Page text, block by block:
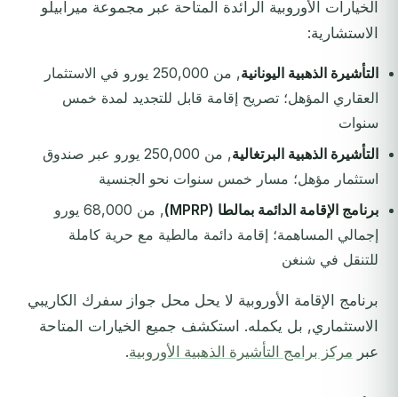
الخيارات الأوروبية الرائدة المتاحة عبر مجموعة ميرابيلو
الاستشارية:
التأشيرة الذهبية اليونانية
, من 250,000 يورو في الاستثمار
العقاري المؤهل؛ تصريح إقامة قابل للتجديد لمدة خمس
سنوات
التأشيرة الذهبية البرتغالية
, من 250,000 يورو عبر صندوق
استثمار مؤهل؛ مسار خمس سنوات نحو الجنسية
برنامج الإقامة الدائمة بمالطا (MPRP)
, من 68,000 يورو
إجمالي المساهمة؛ إقامة دائمة مالطية مع حرية كاملة
للتنقل في شنغن
برنامج الإقامة الأوروبية لا يحل محل جواز سفرك الكاريبي
الاستثماري, بل يكمله. استكشف جميع الخيارات المتاحة
عبر مركز برامج التأشيرة الذهبية الأوروبية.